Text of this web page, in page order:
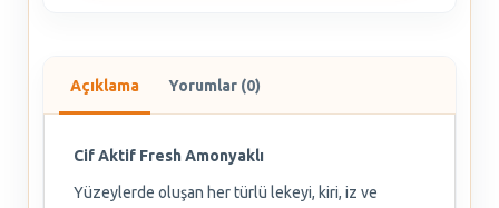
Açıklama Yorumlar (0)
Cif Aktif Fresh Amonyaklı
Yüzeylerde oluşan her türlü lekeyi, kiri, iz ve